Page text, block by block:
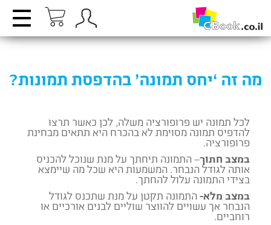
מה זה ‘יחס תמונה’ בהדפסת תמונות?
לכל תמונה יש פרופורציה משלה, לכן כאשר תרצו
להדפיס תמונה מסוימת לא בהכרח היא תתאים מבחינת
פרופורציה.
במצב חתוך– התמונה תיחתך על מנת שנוכל להכניס
אותה לגודל הנבחר. המשמעות היא שכל מה שיימצא
בצידי התמונה עלול להחתך.
במצב מלא- התמונה תקטן על מנת שתכנס לגודל
הנבחר אך עשויים להווצר שוליים לבנים אורכיים או
רוחביים.